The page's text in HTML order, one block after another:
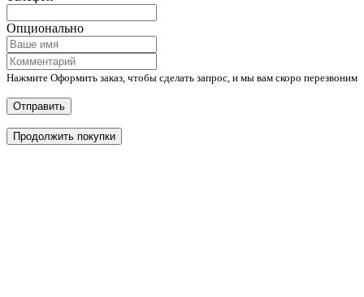
Опционально
Нажмите Оформить заказ, чтобы сделать запрос, и мы вам скоро перезвоним
Отправить
Продолжить покупки